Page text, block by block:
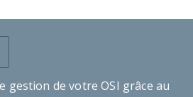
gestion de votre OSI grâce au